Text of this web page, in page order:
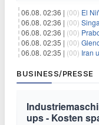
06.08. 02:36 | (00) El Niño:
06.08. 02:36 | (00)
06.08. 02:36 | (00)
06.08. 02:35 | (00)
06.08. 02:35 | (00) Iran
BUSINESS/PRESSE
ups - Kosten